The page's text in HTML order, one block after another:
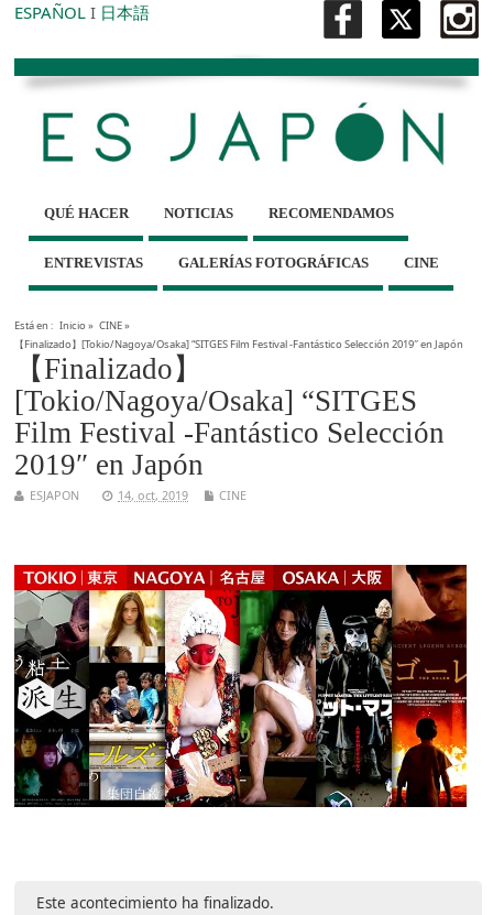
ESPAÑOL I 日本語
QUÉ HACER NOTICIAS RECOMENDAMOS
ENTREVISTAS GALERÍAS FOTOGRÁFICAS CINE
Está en : Inicio» CINE»
【Finalizado】[Tokio/Nagoya/Osaka] “SITGES Film Festival -Fantástico Selección 2019″ en Japón
【Finalizado】
[Tokio/Nagoya/Osaka] “SITGES
Film Festival -Fantástico Selección
2019″ en Japón
ESJAPON 14, oct, 2019 CINE
Este acontecimiento ha finalizado.